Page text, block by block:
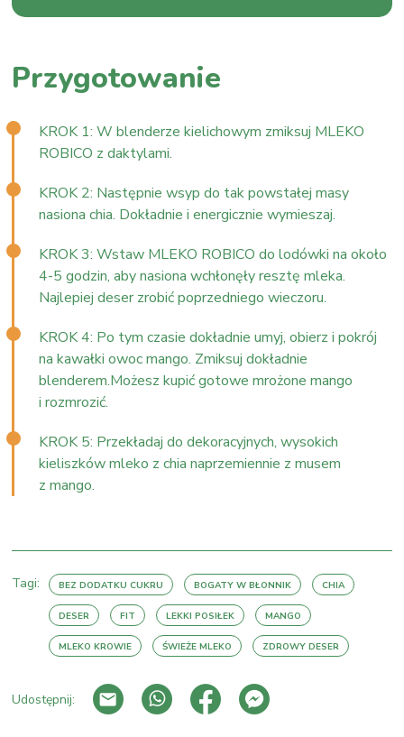
Przygotowanie
KROK 1: W blenderze kielichowym zmiksuj MLEKO
ROBICO z daktylami.
KROK 2: Następnie wsyp do tak powstałej masy
nasiona chia. Dokładnie i energicznie wymieszaj.
KROK 3: Wstaw MLEKO ROBICO do lodówki na około
4-5 godzin, aby nasiona wchłonęły resztę mleka.
Najlepiej deser zrobić poprzedniego wieczoru.
KROK 4: Po tym czasie dokładnie umyj, obierz i pokrój
na kawałki owoc mango. Zmiksuj dokładnie
blenderem.Możesz kupić gotowe mrożone mango
i rozmrozić.
KROK 5: Przekładaj do dekoracyjnych, wysokich
kieliszków mleko z chia naprzemiennie z musem
z mango.
Tagi: BEZ DODATKU CUKRU BOGATY W BŁONNIK CHIA
DESER FIT LEKKI POSIŁEK MANGO
MLEKO KROWIE ŚWIEŻE MLEKO ZDROWY DESER
Udostępnij: